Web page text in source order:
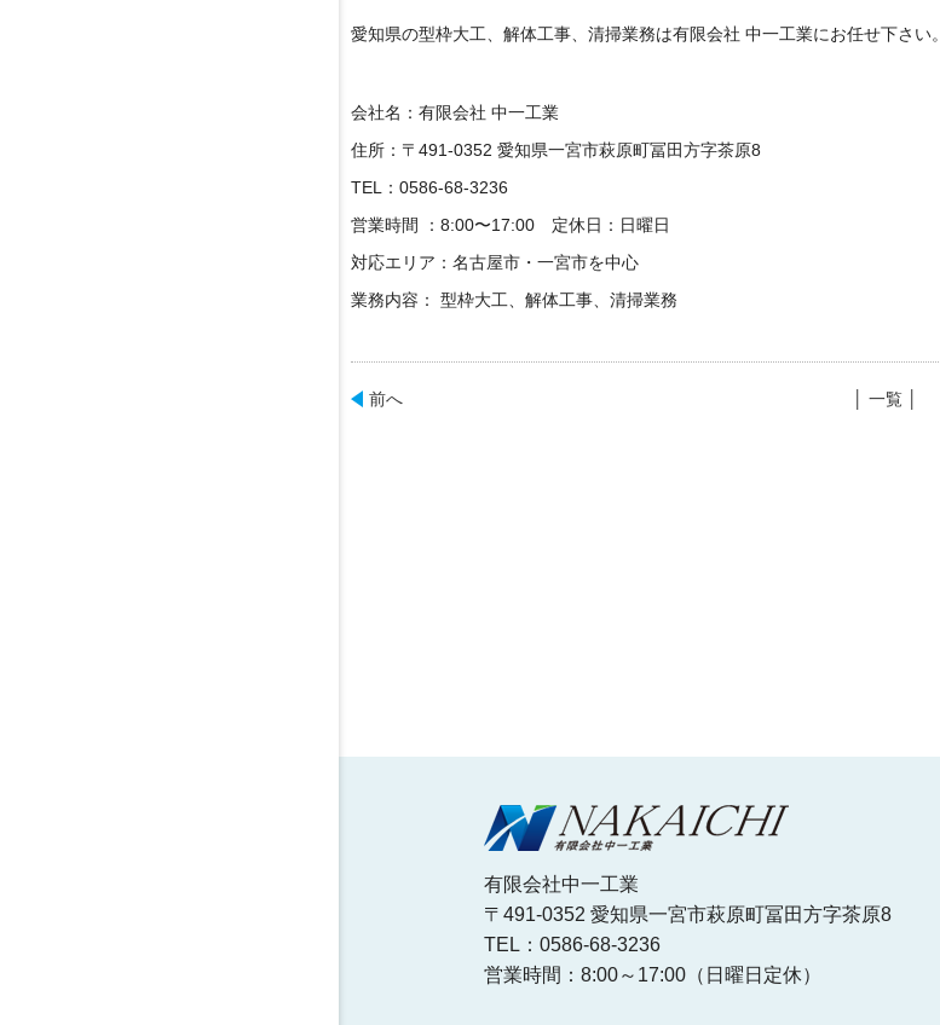
愛知県の型枠大工、解体工事、清掃業務は有限会社 中一工業にお任せ下さい。
会社名：有限会社 中一工業
住所：〒491-0352 愛知県一宮市萩原町冨田方字茶原8
TEL：0586-68-3236
営業時間 ：8:00〜17:00 定休日：日曜日
対応エリア：名古屋市・一宮市を中心
業務内容： 型枠大工、解体工事、清掃業務
前へ │ 一覧 │
有限会社中一工業
〒491-0352 愛知県一宮市萩原町冨田方字茶原8
TEL：0586-68-3236
営業時間：8:00～17:00（日曜日定休）